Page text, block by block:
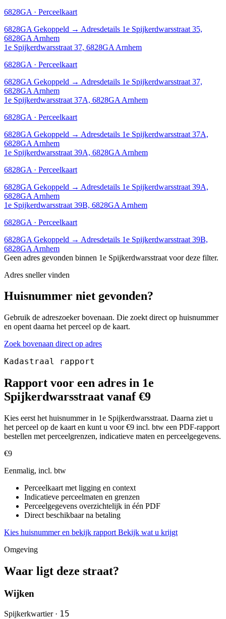
6828GA · Perceelkaart
6828GA Gekoppeld → Adresdetails 1e Spijkerdwarsstraat 35,
6828GA Arnhem
1e Spijkerdwarsstraat 37, 6828GA Arnhem
6828GA · Perceelkaart
6828GA Gekoppeld → Adresdetails 1e Spijkerdwarsstraat 37,
6828GA Arnhem
1e Spijkerdwarsstraat 37A, 6828GA Arnhem
6828GA · Perceelkaart
6828GA Gekoppeld → Adresdetails 1e Spijkerdwarsstraat 37A,
6828GA Arnhem
1e Spijkerdwarsstraat 39A, 6828GA Arnhem
6828GA · Perceelkaart
6828GA Gekoppeld → Adresdetails 1e Spijkerdwarsstraat 39A,
6828GA Arnhem
1e Spijkerdwarsstraat 39B, 6828GA Arnhem
6828GA · Perceelkaart
6828GA Gekoppeld → Adresdetails 1e Spijkerdwarsstraat 39B,
6828GA Arnhem
Geen adres gevonden binnen 1e Spijkerdwarsstraat voor deze filter.
Adres sneller vinden
Huisnummer niet gevonden?
Gebruik de adreszoeker bovenaan. Die zoekt direct op huisnummer
en opent daarna het perceel op de kaart.
Zoek bovenaan direct op adres
Kadastraal rapport
Rapport voor een adres in 1e
Spijkerdwarsstraat vanaf €9
Kies eerst het huisnummer in 1e Spijkerdwarsstraat. Daarna ziet u
het perceel op de kaart en kunt u voor €9 incl. btw een PDF-rapport
bestellen met perceelgrenzen, indicatieve maten en perceelgegevens.
€9
Eenmalig, incl. btw
Perceelkaart met ligging en context
Indicatieve perceelmaten en grenzen
Perceelgegevens overzichtelijk in één PDF
Direct beschikbaar na betaling
Kies huisnummer en bekijk rapport Bekijk wat u krijgt
Omgeving
Waar ligt deze straat?
Wijken
Spijkerkwartier · 15